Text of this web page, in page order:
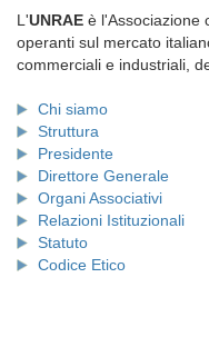
L'UNRAE è l'Associazione
operanti sul mercato
commerciali e industriali,
Chi siamo
Struttura
Presidente
Direttore Generale
Organi Associativi
Relazioni Istituzionali
Statuto
Codice Etico